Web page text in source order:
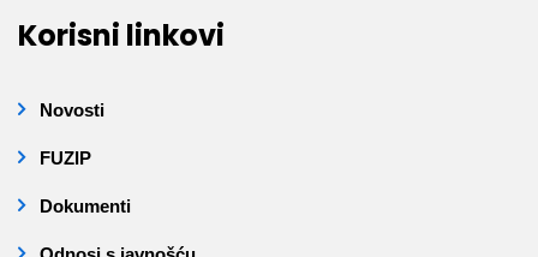
Korisni linkovi
Novosti
FUZIP
Dokumenti